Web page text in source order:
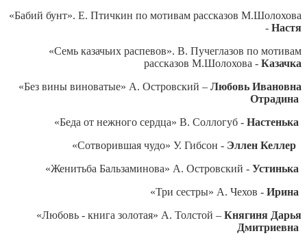
«Бабий бунт». Е. Птичкин по мотивам рассказов М.Шолохова
- Настя
«Семь казачьих распевов». В. Пучеглазов по мотивам
рассказов М.Шолохова - Казачка
«Без вины виноватые» А. Островский – Любовь Ивановна
Отрадина
«Беда от нежного сердца» В. Соллогуб - Настенька
«Сотворившая чудо» У. Гибсон - Эллен Келлер
«Женитьба Бальзаминова» А. Островский - Устинька
«Три сестры» А. Чехов - Ирина
«Любовь - книга золотая» А. Толстой – Княгиня Дарья
Дмитриевна